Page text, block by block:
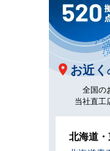
お近く
全国の
当社直工
北海道